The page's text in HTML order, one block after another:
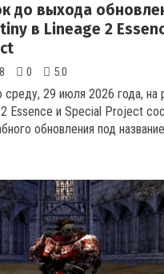
до выхода
в Lineage 2
0 5.0
29 июля 2026 года, на
Essence и Special Project
обновления под